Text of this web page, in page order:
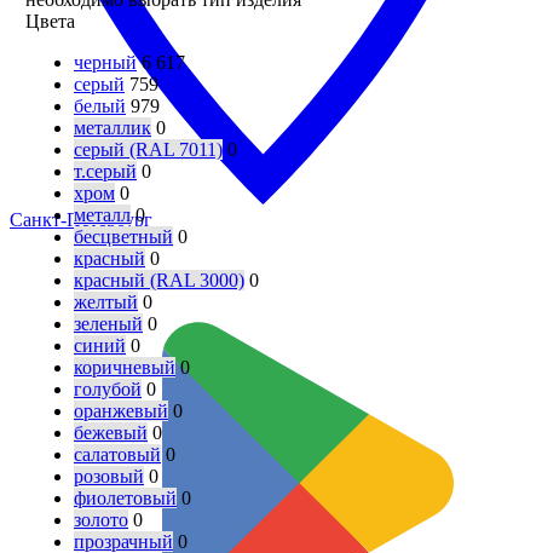
Санкт-Петербург
Цвета
черный 6 617
серый 759
белый 979
металлик 0
серый (RAL 7011) 0
т.серый 0
хром 0
металл 0
бесцветный 0
красный 0
красный (RAL 3000) 0
желтый 0
зеленый 0
синий 0
коричневый 0
голубой 0
оранжевый 0
бежевый 0
салатовый 0
розовый 0
фиолетовый 0
золото 0
прозрачный 0